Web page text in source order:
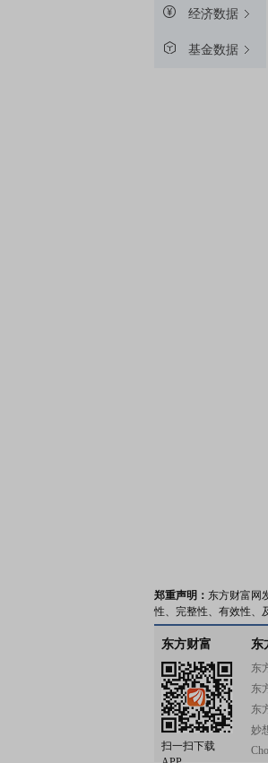
经济数据
基金数据
郑重声明： 东方财富网
性、完整性、有效性、
东方财富
扫一扫下载
东
东
东
东
妙